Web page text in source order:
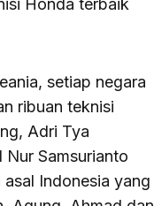
Honda terbaik
setiap negara
ribuan teknisi
Adri Tya
Samsurianto
Indonesia yang